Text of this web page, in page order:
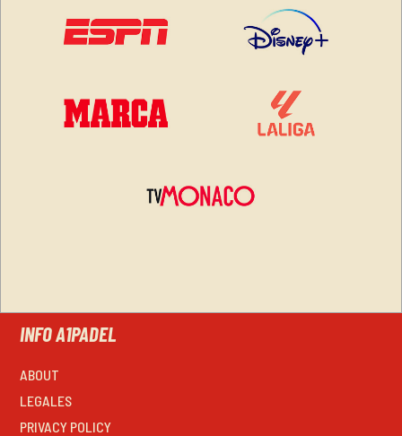
INFO A1PADEL
ABOUT
LEGALES
PRIVACY POLICY